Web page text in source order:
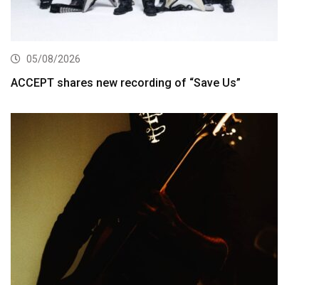
05/08/2026
ACCEPT shares new recording of “Save Us”